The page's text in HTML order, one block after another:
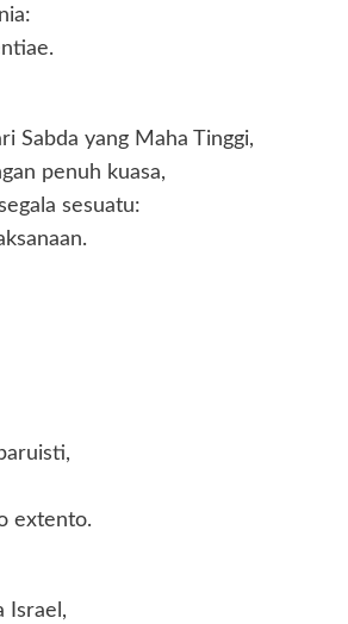
Sabda yang Maha Tinggi,
penuh kuasa,
sesuatu:
extento.
Israel,